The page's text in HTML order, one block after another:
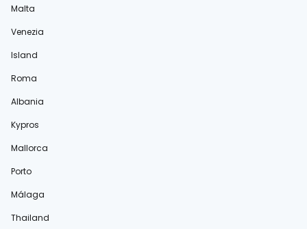
Malta
Venezia
Island
Roma
Albania
Kypros
Mallorca
Porto
Málaga
Thailand